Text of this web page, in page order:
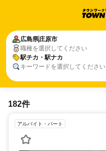
広島県庄原市
職種を選択してください
駅チカ・駅ナカ
キーワードを選択してください
182件
アルバイト・パート